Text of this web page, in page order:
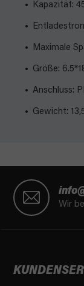
Kapazität:
Maximale
Größe:
Anschluss:
Gewicht:
Wir